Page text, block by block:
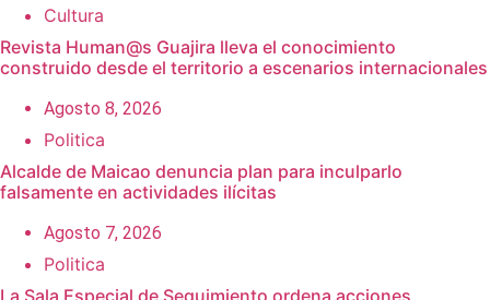
Cultura
Revista Human@s Guajira lleva el conocimiento
construido desde el territorio a escenarios internacionales
Agosto 8, 2026
Politica
Alcalde de Maicao denuncia plan para inculparlo
falsamente en actividades ilícitas
Agosto 7, 2026
Politica
La Sala Especial de Seguimiento ordena acciones